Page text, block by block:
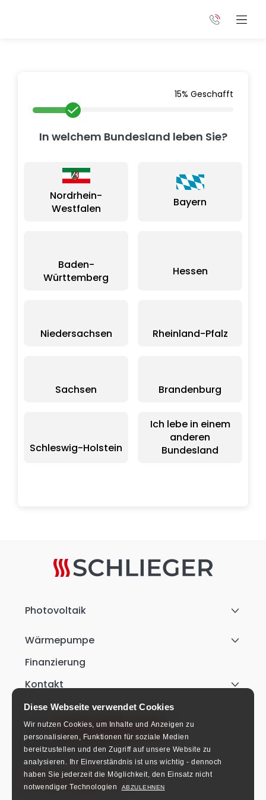
Diese Webseite verwendet Cookies
Wir nutzen Cookies, um Inhalte und Anzeigen zu
personalisieren, Funktionen für soziale Medien
bereitzustellen und den Zugriff auf unsere Website zu
analysieren.
Ihr Einverständnis ist uns wichtig - dennoch
haben Sie jederzeit die Möglichkeit, den Einsatz nicht
notwendiger Technologien
ABZULEHNEN
15% Geschafft
In welchem Bundesland leben Sie?
Nordrhein-
Westfalen
Bayern
Baden-
Württemberg
Hessen
Niedersachsen Rheinland-Pfalz
Sachsen Brandenburg
Schleswig-Holstein
Ich lebe in einem
anderen
Bundesland
Photovoltaik
Wärmepumpe
Finanzierung
Kontakt
+49 911 9542 3170
Mo-Fr: 8:00-16:00 Uhr.
info@schlieger.de